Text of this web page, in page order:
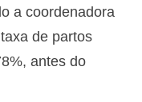
a coordenadora
de partos
antes do